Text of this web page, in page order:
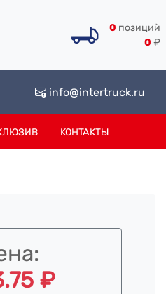
0 позиций
0 ₽
info@intertruck.ru
КОНТАКТЫ
₽